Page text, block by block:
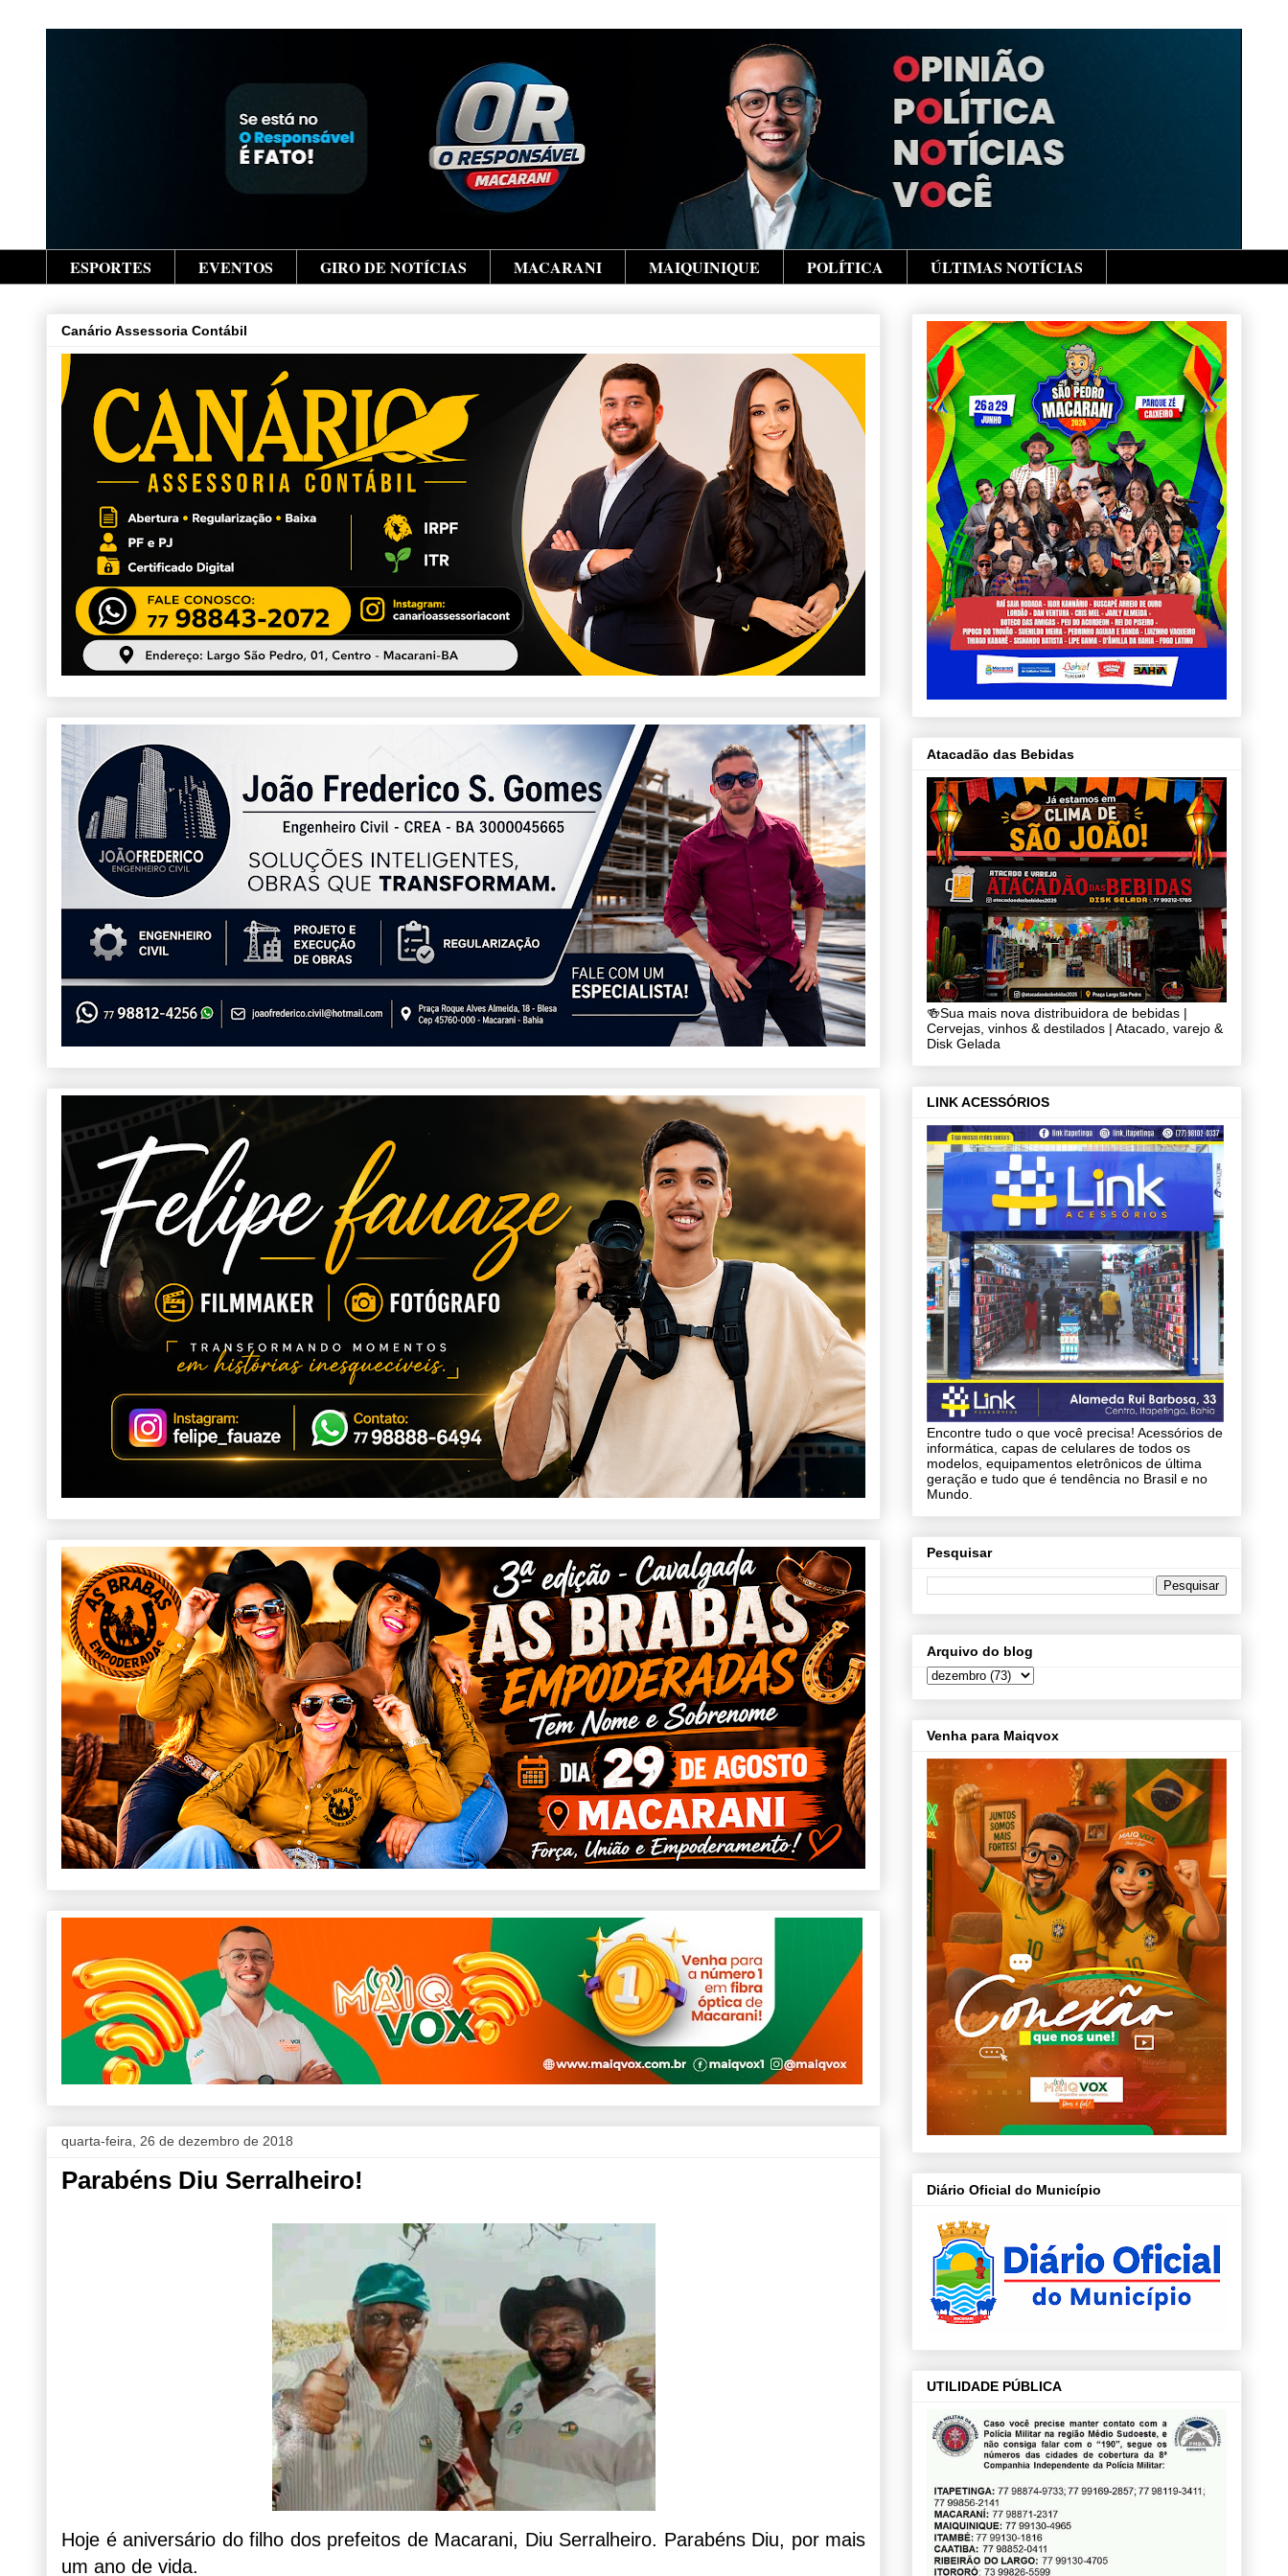
ESPORTES EVENTOS GIRO DE NOTÍCIAS MACARANI MAIQUINIQUE POLÍTICA ÚLTIMAS NOTÍCIAS
Canário Assessoria Contábil
quarta-feira, 26 de dezembro de 2018
Parabéns Diu Serralheiro!
Hoje é aniversário do filho dos prefeitos de Macarani, Diu Serralheiro. Parabéns Diu, por mais
um ano de vida.
Atacadão das Bebidas
🍻Sua mais nova distribuidora de bebidas |
Cervejas, vinhos & destilados | Atacado, varejo &
Disk Gelada
LINK ACESSÓRIOS
Encontre tudo o que você precisa! Acessórios de
informática, capas de celulares de todos os
modelos, equipamentos eletrônicos de última
geração e tudo que é tendência no Brasil e no
Mundo.
Pesquisar
Arquivo do blog
Venha para Maiqvox
Diário Oficial do Município
UTILIDADE PÚBLICA